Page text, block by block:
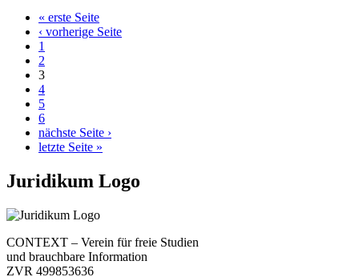
« erste Seite
‹ vorherige Seite
1
2
3
4
5
6
nächste Seite ›
letzte Seite »
Juridikum Logo
CONTEXT – Verein für freie Studien
und brauchbare Information
ZVR 499853636